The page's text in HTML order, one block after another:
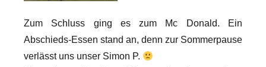
Zum Schluss ging es zum Mc Donald. Ein
Abschieds-Essen stand an, denn zur Sommerpause
verlässt uns unser Simon P.